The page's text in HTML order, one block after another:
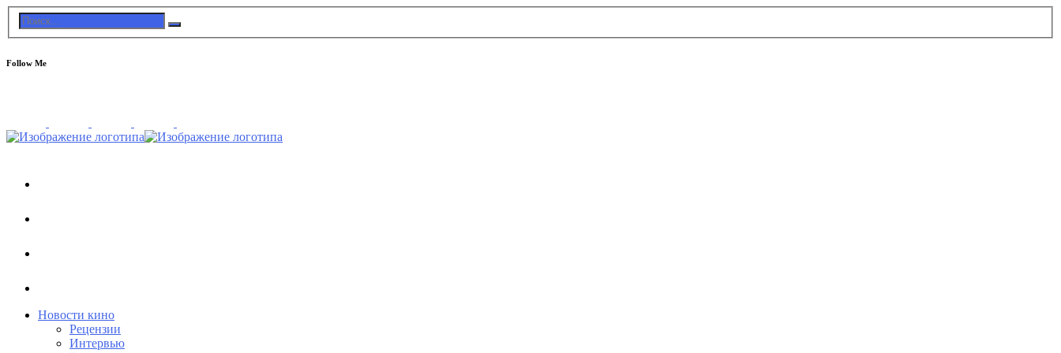
Follow Me
Новости кино
Рецензии
Интервью